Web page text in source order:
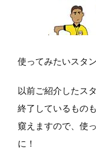
使ってみたいスタ
以前ご紹介したス
終了しているもの
窺えますので、使
に！